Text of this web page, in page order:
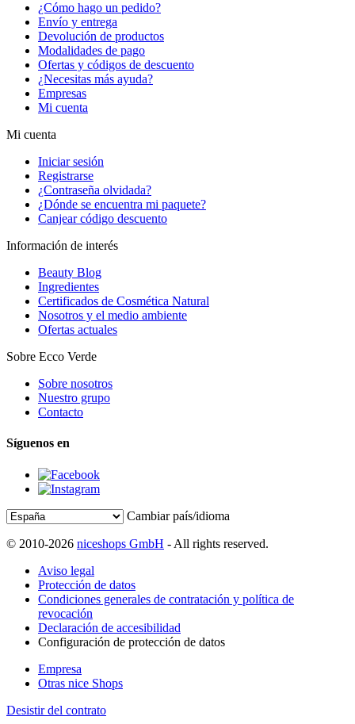
¿Cómo hago un pedido?
Envío y entrega
Devolución de productos
Modalidades de pago
Ofertas y códigos de descuento
¿Necesitas más ayuda?
Empresas
Mi cuenta
Mi cuenta
Iniciar sesión
Registrarse
¿Contraseña olvidada?
¿Dónde se encuentra mi paquete?
Canjear código descuento
Información de interés
Beauty Blog
Ingredientes
Certificados de Cosmética Natural
Nosotros y el medio ambiente
Ofertas actuales
Sobre Ecco Verde
Sobre nosotros
Nuestro grupo
Contacto
Síguenos en
Cambiar país/idioma
© 2010-2026 niceshops GmbH - All rights reserved.
Aviso legal
Protección de datos
Condiciones generales de contratación y política de
revocación
Declaración de accesibilidad
Configuración de protección de datos
Empresa
Otras nice Shops
Desistir del contrato